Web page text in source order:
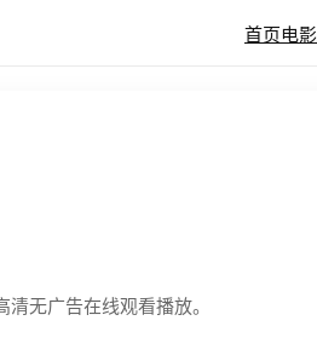
首页电影
无广告在线观看播放。